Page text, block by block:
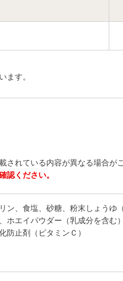
ます。
れている内容が異なる場合が
認ください。
、食塩、砂糖、粉末しょうゆ
ホエイパウダー（乳成分を含む
防止剤（ビタミンＣ）